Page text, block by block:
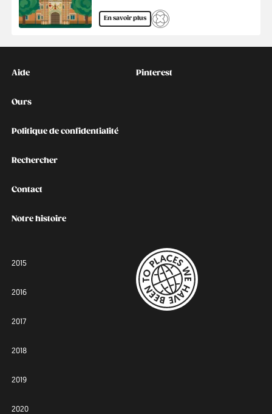
En savoir plus
Kontakt
Aide
Ours
Politique de confidentialité
Rechercher
Contact
Notre histoire
Social
Pinterest
2015
2016
2017
2018
2019
2020